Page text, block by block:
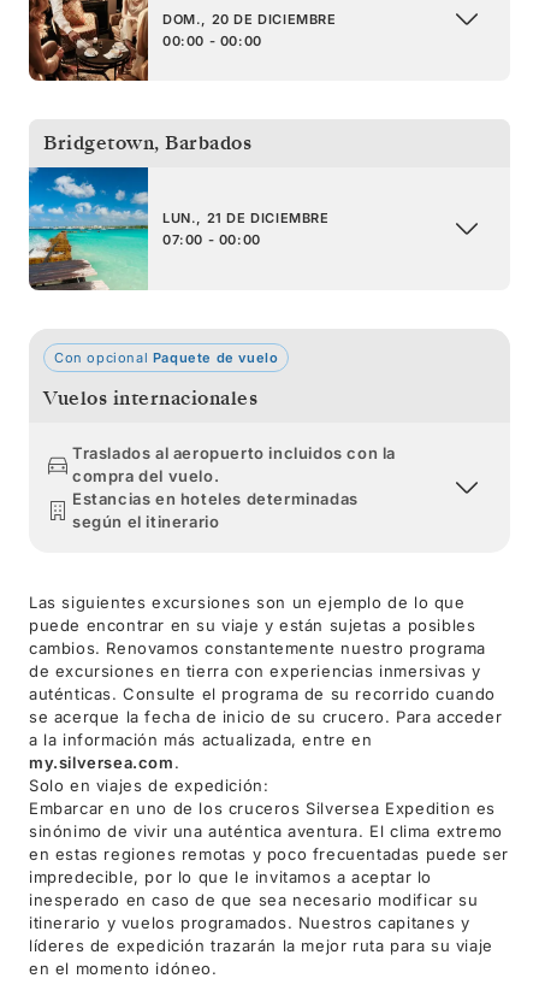
DOM., 20 DE DICIEMBRE
00:00 - 00:00
Bridgetown, Barbados
LUN., 21 DE DICIEMBRE
07:00 - 00:00
Con opcional Paquete de vuelo
Vuelos internacionales
Traslados al aeropuerto incluidos con la
compra del vuelo.
Estancias en hoteles determinadas
según el itinerario
Las siguientes excursiones son un ejemplo de lo que
puede encontrar en su viaje y están sujetas a posibles
cambios. Renovamos constantemente nuestro programa
de excursiones en tierra con experiencias inmersivas y
auténticas. Consulte el programa de su recorrido cuando
se acerque la fecha de inicio de su crucero. Para acceder
a la información más actualizada, entre en
my.silversea.com.
Solo en viajes de expedición:
Embarcar en uno de los cruceros Silversea Expedition es
sinónimo de vivir una auténtica aventura. El clima extremo
en estas regiones remotas y poco frecuentadas puede ser
impredecible, por lo que le invitamos a aceptar lo
inesperado en caso de que sea necesario modificar su
itinerario y vuelos programados. Nuestros capitanes y
líderes de expedición trazarán la mejor ruta para su viaje
en el momento idóneo.